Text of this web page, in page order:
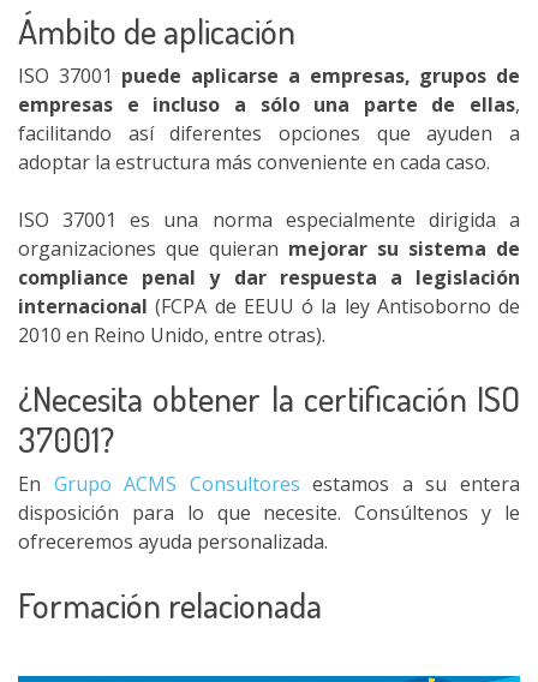
Ámbito de aplicación
ISO 37001 puede aplicarse a empresas, grupos de
empresas e incluso a sólo una parte de ellas,
facilitando así diferentes opciones que ayuden a
adoptar la estructura más conveniente en cada caso.
ISO 37001 es una norma especialmente dirigida a
organizaciones que quieran mejorar su sistema de
compliance penal y dar respuesta a legislación
internacional(FCPA de EEUU ó la ley Antisoborno de
2010 en Reino Unido, entre otras).
¿Necesita obtener la certificación ISO
37001?
En Grupo ACMS Consultores estamos a su entera
disposición para lo que necesite. Consúltenos y le
ofreceremos ayuda personalizada.
Formación relacionada